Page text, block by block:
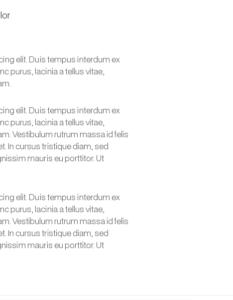
elit. Duis tempus interdum ex
purus, lacinia a tellus vitae,
elit. Duis tempus interdum ex
purus, lacinia a tellus vitae,
Vestibulum rutrum massa id felis
In cursus tristique diam, sed
mauris eu porttitor. Ut
elit. Duis tempus interdum ex
purus, lacinia a tellus vitae,
Vestibulum rutrum massa id felis
In cursus tristique diam, sed
mauris eu porttitor. Ut